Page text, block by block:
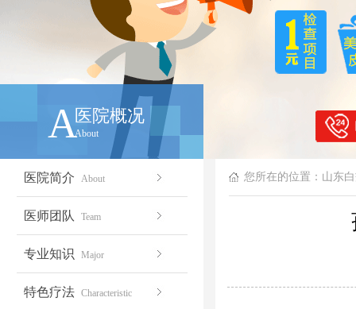
A医院概况
About
医院简介 About
医师团队 Team
专业知识 Major
特色疗法 Characteristic
您所在的位置： 山东